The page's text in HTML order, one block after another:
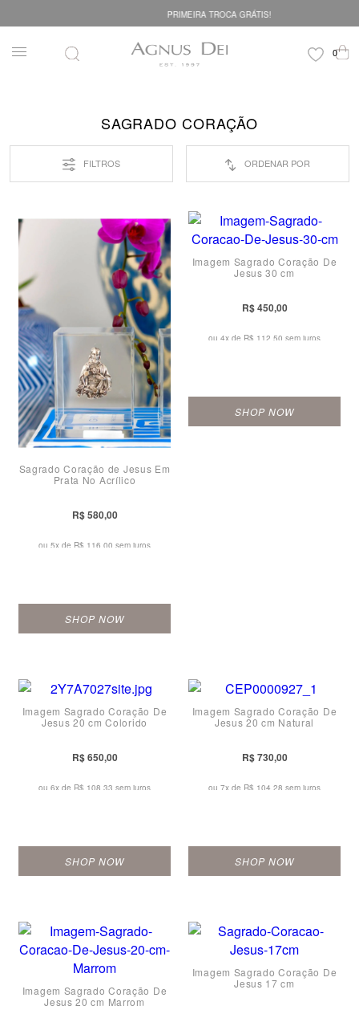
PRIMEIRA TROCA GRÁTIS!
SAGRADO CORAÇÃO
FILTROS ORDENAR POR
Sagrado Coração de Jesus Em
Prata No Acrílico
R$ 580,00
ou 5x de R$ 116,00 sem juros
SHOP NOW
Imagem Sagrado Coração De
Jesus 30 cm
R$ 450,00
ou 4x de R$ 112,50 sem juros
SHOP NOW
Imagem Sagrado Coração De
Jesus 20 cm Colorido
R$ 650,00
ou 6x de R$ 108,33 sem juros
SHOP NOW
Imagem Sagrado Coração De
Jesus 20 cm Natural
R$ 730,00
ou 7x de R$ 104,28 sem juros
SHOP NOW
Imagem Sagrado Coração De
Jesus 20 cm Marrom
Imagem Sagrado Coração De
Jesus 17 cm